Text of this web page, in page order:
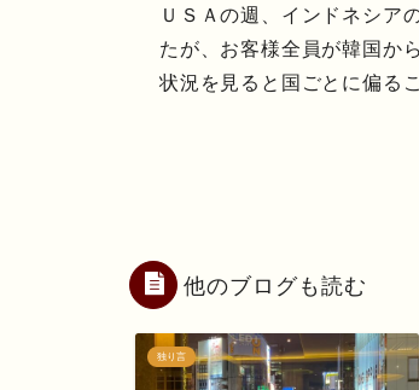
ＵＳＡの週、インドネシア
たが、お客様全員が韓国か
状況を見ると国ごとに偏る
他のブログも読む
独り言